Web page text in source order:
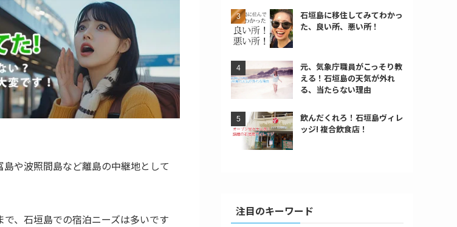
や波照間島など離島の中継地として
、石垣島での宿泊ニーズは多いです
石垣島に移住してみてわかっ
た、良い所、悪い所！
元、気象庁職員がこっそり教
える！石垣島の天気が外れ
る、当たらない理由
飲んだくれろ！石垣島ヴィレ
ッジ! 複合飲食店！
注目のキーワード